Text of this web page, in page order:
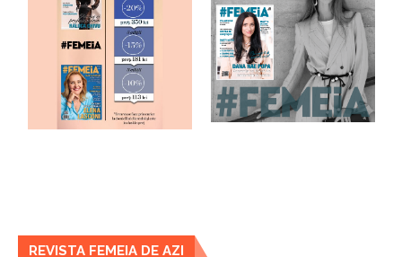
REVISTA FEMEIA DE AZI